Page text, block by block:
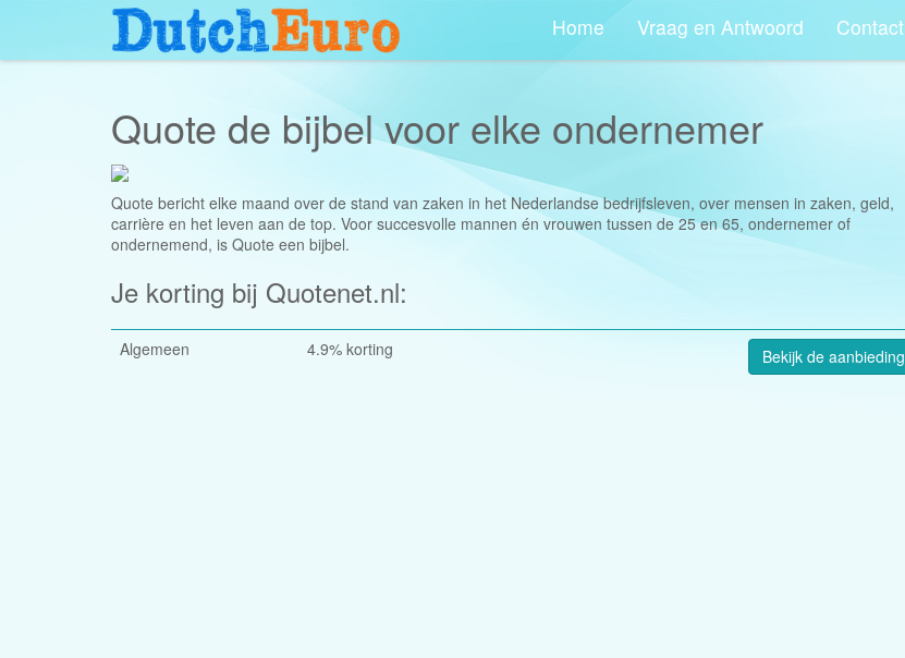
Home Vraag en Antwoord Contact
Quote de bijbel voor elke ondernemer
Quote bericht elke maand over de stand van zaken in het Nederlandse bedrijfsleven, over mensen in zaken, geld,
carrière en het leven aan de top. Voor succesvolle mannen én vrouwen tussen de 25 en 65, ondernemer of
ondernemend, is Quote een bijbel.
Je korting bij Quotenet.nl:
Algemeen 4.9% korting Bekijk de aanbieding